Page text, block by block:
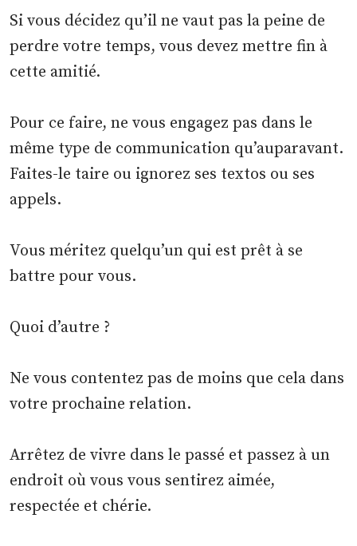
Si vous décidez qu’il ne vaut pas la peine de
perdre votre temps, vous devez mettre fin à
cette amitié.
Pour ce faire, ne vous engagez pas dans le
même type de communication qu’auparavant.
Faites-le taire ou ignorez ses textos ou ses
appels.
Vous méritez quelqu’un qui est prêt à se
battre pour vous.
Quoi d’autre ?
Ne vous contentez pas de moins que cela dans
votre prochaine relation.
Arrêtez de vivre dans le passé et passez à un
endroit où vous vous sentirez aimée,
respectée et chérie.